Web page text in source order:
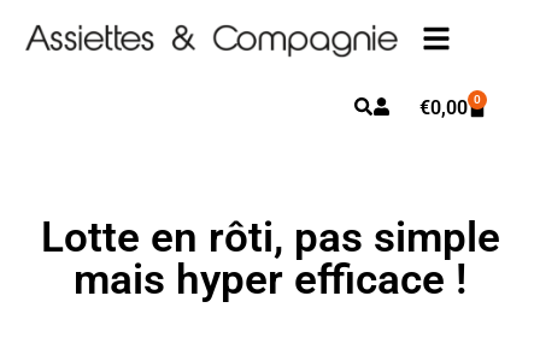
€0,00 0
Lotte en rôti, pas simple
mais hyper efficace !